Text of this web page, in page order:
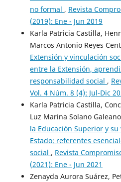
no formal , Revista
(2019): Ene - Jun 2019
Karla Patricia Castilla,
Marcos Antonio Reyes
Extensión y vinculación
entre la Extensión,
responsabilidad social ,
Vol. 4 Núm. 8 (4): Jul-Dic
Karla Patricia Castilla,
Luz Marina Solano
la Educación Superior y
Estado: referentes
social , Revista
(2021): Ene - Jun 2021
Zenayda Aurora Suárez,